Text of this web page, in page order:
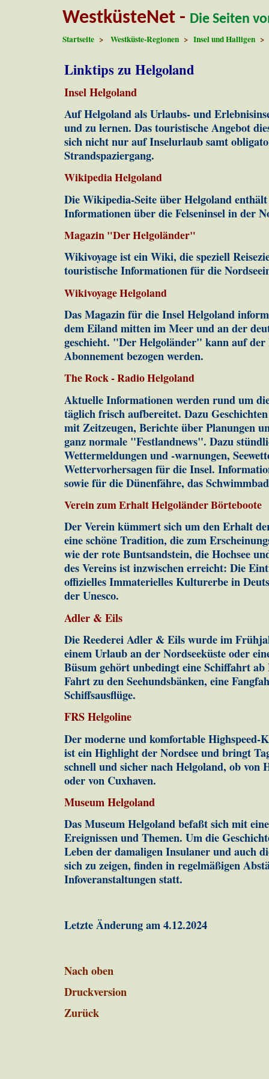
WestküsteNet - Die Seiten
Startseite >Westküste-Regionen >Insel und Halligen >
Linktips zu Helgoland
Insel Helgoland
Auf Helgoland als Urlaubs- und
und zu lernen. Das touristische Angebot
sich nicht nur auf Inselurlaub samt
Strandspaziergang.
Wikipedia Helgoland
Die Wikipedia-Seite über Helgoland
Informationen über die Felseninsel in der
Magazin "Der Helgoländer"
Wikivoyage ist ein Wiki, die speziell
touristische Informationen für die
Wikivoyage Helgoland
Das Magazin für die Insel Helgoland
dem Eiland mitten im Meer und an der
geschieht. "Der Helgoländer" kann auf
Abonnement bezogen werden.
The Rock - Radio Helgoland
Aktuelle Informationen werden rund um
täglich frisch aufbereitet. Dazu
mit Zeitzeugen, Berichte über Planungen
ganz normale "Festlandnews". Dazu
Wettermeldungen und -warnungen,
Wettervorhersagen für die Insel.
sowie für die Dünenfähre, das
Verein zum Erhalt Helgoländer Börteboote
Der Verein kümmert sich um den Erhalt
eine schöne Tradition, die zum
wie der rote Buntsandstein, die Hochsee
des Vereins ist inzwischen erreicht: Die
offizielles Immaterielles Kulturerbe in
der Unesco.
Adler & Eils
Die Reederei Adler & Eils wurde im
einem Urlaub an der Nordseeküste oder
Büsum gehört unbedingt eine Schiffahrt
Fahrt zu den Seehundsbänken, eine
Schiffsausflüge.
FRS Helgoline
Der moderne und komfortable
ist ein Highlight der Nordsee und bringt
schnell und sicher nach Helgoland, ob von
oder von Cuxhaven.
Museum Helgoland
Das Museum Helgoland befaßt sich mit
Ereignissen und Themen. Um die
Leben der damaligen Insulaner und auch
sich zu zeigen, finden in regelmäßigen
Infoveranstaltungen statt.
Letzte Änderung am 4.12.2024
Nach oben
Druckversion
Zurück